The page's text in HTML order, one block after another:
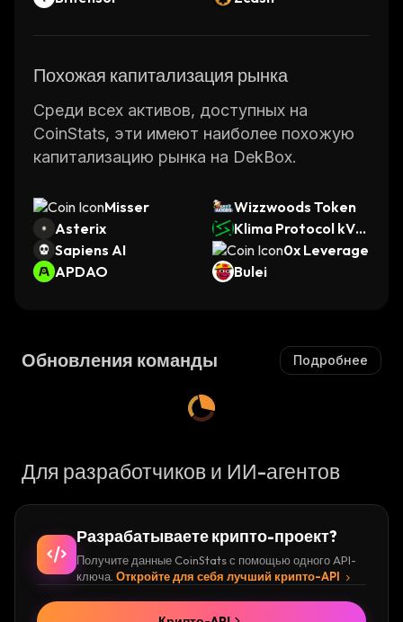
Похожая капитализация рынка
Среди всех активов, доступных на
CoinStats, эти имеют наиболее похожую
капитализацию рынка на DekBox.
Misser
Wizzwoods Token
Asterix
Klima Protocol kVC
M
Sapiens AI
0x Leverage
APDAO
Bulei
Обновления команды Подробнее
Для разработчиков и ИИ-агентов
Разрабатываете крипто-проект?
Получите данные CoinStats с помощью одного API-
ключа. Откройте для себя лучший крипто-API